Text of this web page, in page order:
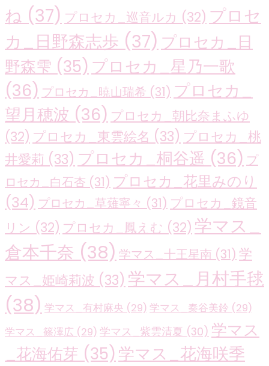
ね (37) プロセカ_巡音ルカ (32) プロセ
カ_日野森志歩 (37) プロセカ_日
野森雫 (35) プロセカ_星乃一歌
(36) プロセカ_暁山瑞希 (31) プロセカ_
望月穂波 (36) プロセカ_朝比奈まふゆ
(32) プロセカ_東雲絵名 (33) プロセカ_桃
井愛莉 (33) プロセカ_桐谷遥 (36) プ
ロセカ_白石杏 (31) プロセカ_花里みのり
(34) プロセカ_草薙寧々 (31) プロセカ_鏡音
リン (32) プロセカ_鳳えむ (32) 学マス_
倉本千奈 (38) 学マス_十王星南 (31) 学
マス_姫崎莉波 (33) 学マス_月村手毬
(38) 学マス_有村麻央 (29) 学マス_秦谷美鈴 (29)
学マス_篠澤広 (29) 学マス_紫雲清夏 (30) 学マス
_花海佑芽 (35) 学マス_花海咲季